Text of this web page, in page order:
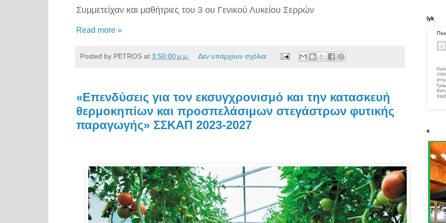
Συμμετείχαν και μαθήτριες του 3 ου Γενικού Λυκείου Σερρών
Read more »
Posted by PETROS at 3:50:00 μ.μ. Δεν υπάρχουν σχόλια:
«Επενδύσεις για τον εκσυγχρονισμό και την κατασκευή
θερμοκηπίων και προσπελάσιμων στεγάστρων φυτικής
παραγωγής» ΣΣΚΑΠ 2023-2027
lyk
κ